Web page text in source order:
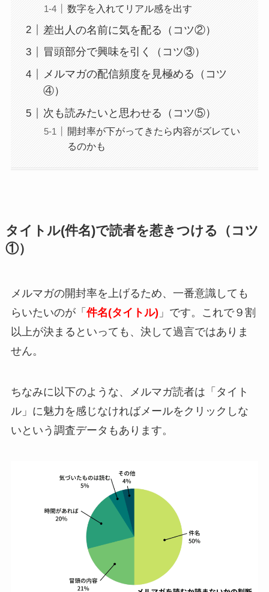
数字を入れてリアル感を出す
差出人の名前に気を配る（コツ②）
冒頭部分で興味を引く（コツ③）
メルマガの配信頻度を見極める（コツ
④）
次も読みたいと思わせる（コツ⑤）
開封率が下がってきたら内容がズレてい
るのかも
タイトル(件名)で読者を惹きつける（コツ
①）
メルマガの開封率を上げるため、一番意識しても
らいたいのが「 件名(タイトル) 」です。これで９割
以上が決まるといっても、決して過言ではありま
せん。
ちなみに以下のような、メルマガ読者は「タイト
ル」に魅力を感じなければメールをクリックしな
いという調査データもあります。